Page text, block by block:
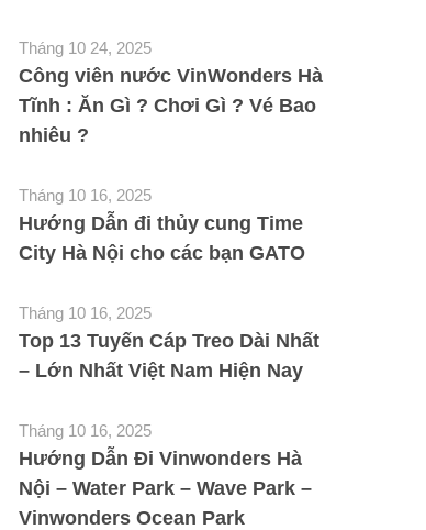
Tháng 10 24, 2025
Công viên nước VinWonders Hà
Tĩnh : Ăn Gì ? Chơi Gì ? Vé Bao
nhiêu ?
Tháng 10 16, 2025
Hướng Dẫn đi thủy cung Time
City Hà Nội cho các bạn GATO
Tháng 10 16, 2025
Top 13 Tuyến Cáp Treo Dài Nhất
– Lớn Nhất Việt Nam Hiện Nay
Tháng 10 16, 2025
Hướng Dẫn Đi Vinwonders Hà
Nội – Water Park – Wave Park –
Vinwonders Ocean Park